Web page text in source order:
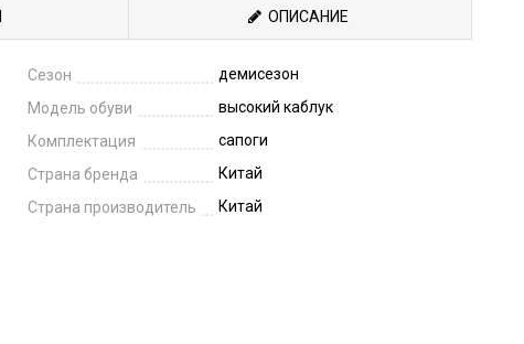
ОПИСАНИЕ
Сезон
демисезон
Модель обуви
высокий каблук
Комплектация
сапоги
Страна бренда
Китай
Страна производитель
Китай